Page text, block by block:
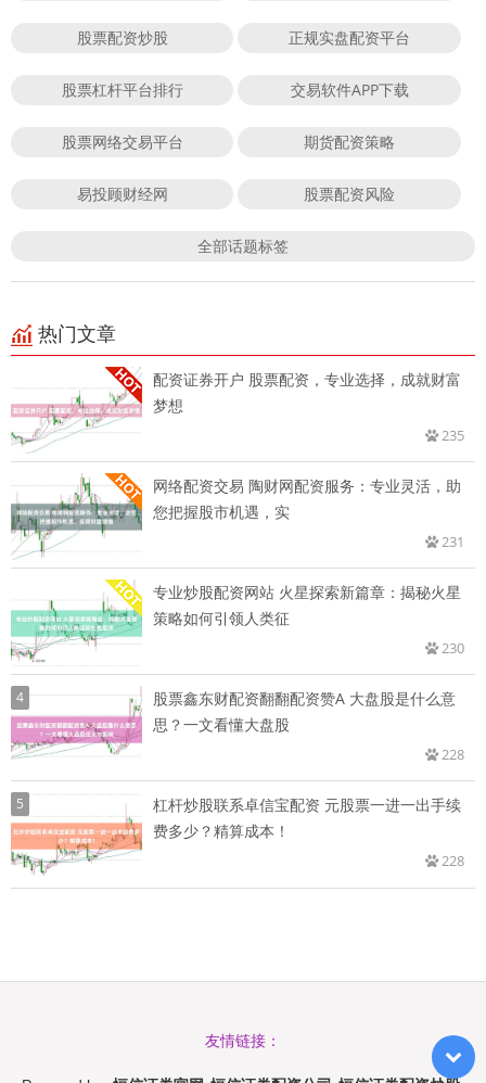
股票配资炒股 正规实盘配资平台
股票杠杆平台排行 交易软件APP下载
股票网络交易平台 期货配资策略
易投顾财经网 股票配资风险
全部话题标签
热门文章
配资证券开户 股票配资，专业选择，成就财富
梦想
235
网络配资交易 陶财网配资服务：专业灵活，助
您把握股市机遇，实
231
专业炒股配资网站 火星探索新篇章：揭秘火星
策略如何引领人类征
230
4
股票鑫东财配资翻翻配资赞A 大盘股是什么意
思？一文看懂大盘股
228
5
杠杆炒股联系卓信宝配资 元股票一进一出手续
费多少？精算成本！
228
友情链接：